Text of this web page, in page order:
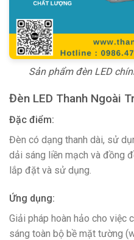
Sản phẩm đèn LED
Đèn LED Thanh Ngoài
Đặc điểm:
Đèn có dạng thanh dài, sử
dải sáng liền mạch và đồng
lắp đặt và sử dụng.
Ứng dụng:
Giải pháp hoàn hảo cho việc
sáng toàn bộ bề mặt tường